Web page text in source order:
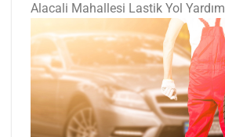
Alacali Mahallesi Lastik Yol Yardım